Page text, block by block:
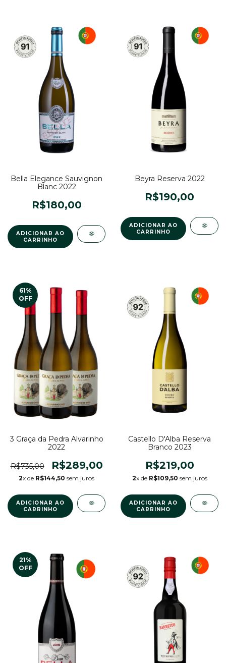
Bella Elegance Sauvignon
Blanc 2022
R$180,00
Beyra Reserva 2022
R$190,00
61%
OFF
3 Graça da Pedra Alvarinho
2022
R$735,00 R$289,00
2x de R$144,50 sem juros
Castello D'Alba Reserva
Branco 2023
R$219,00
2x de R$109,50 sem juros
21%
OFF